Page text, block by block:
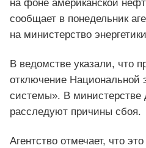
на фоне американской
сообщает в понедельник
на министерство
В ведомстве указали, что
отключение Национальной
системы». В министерстве
расследуют причины сбоя.
Агентство отмечает, что